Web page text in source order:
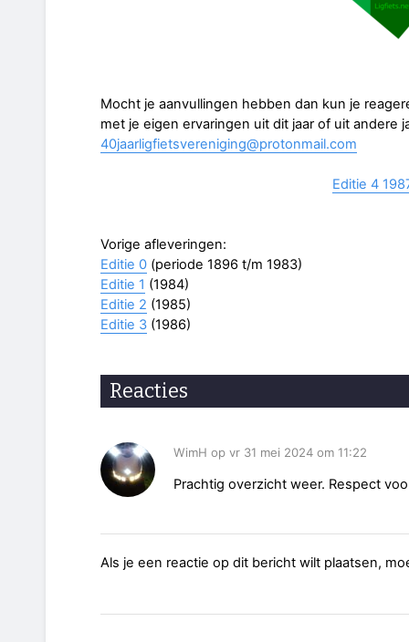
Mocht je aanvullingen hebben dan kun je
met je eigen ervaringen uit dit jaar of uit andere
40jaarligfietsvereniging@protonmail.com
Editie 4
Vorige afleveringen:
Editie 0 (periode 1896 t/m 1983)
Editie 1 (1984)
Editie 2 (1985)
Editie 3 (1986)
Reacties
WimH op vr 31 mei 2024 om 11:22
Prachtig overzicht weer. Respect
Als je een reactie op dit bericht wilt plaatsen,